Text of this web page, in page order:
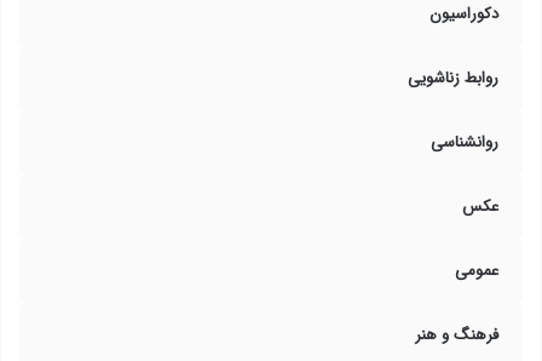
دکوراسیون
روابط زناشویی
روانشناسی
عکس
عمومی
فرهنگ و هنر